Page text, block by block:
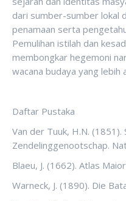
dari sumber-sumber lokal
penamaan serta
Pemulihan istilah dan
membongkar hegemoni
wacana budaya yang lebih
Daftar Pustaka
Van der Tuuk, H.N.
Zendelinggenootschap.
Blaeu, J. (1662). Atlas
Warneck, J. (1890). Die